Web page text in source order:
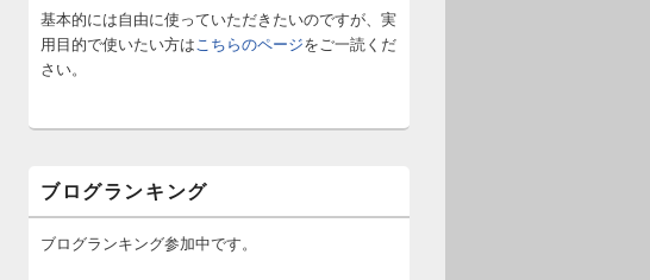
基本的には自由に使っていただきたいのですが、実
用目的で使いたい方は こちらのページをご一読くだ
さい。
ブログランキング
ブログランキング参加中です。